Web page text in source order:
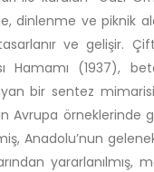
dinlenme ve piknik
ve gelişir.
Hamamı (1937),
bir sentez mimarisi
Avrupa örneklerinde
Anadolu’nun